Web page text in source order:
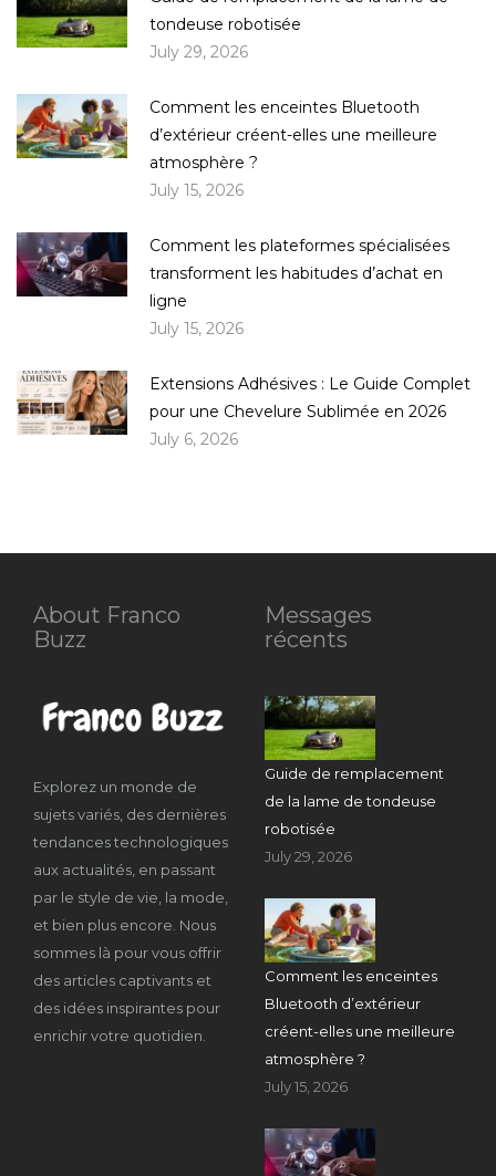
tondeuse robotisée
July 29, 2026
Comment les enceintes Bluetooth
d’extérieur créent-elles une meilleure
atmosphère ?
July 15, 2026
Comment les plateformes spécialisées
transforment les habitudes d’achat en
ligne
July 15, 2026
Extensions Adhésives : Le Guide Complet
pour une Chevelure Sublimée en 2026
July 6, 2026
About Franco
Buzz
Explorez un monde de
sujets variés, des dernières
tendances technologiques
aux actualités, en passant
par le style de vie, la mode,
et bien plus encore. Nous
sommes là pour vous offrir
des articles captivants et
des idées inspirantes pour
enrichir votre quotidien.
Messages
récents
Guide de remplacement
de la lame de tondeuse
robotisée
July 29, 2026
Comment les enceintes
Bluetooth d’extérieur
créent-elles une meilleure
atmosphère ?
July 15, 2026